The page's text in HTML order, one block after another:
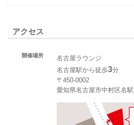
アクセス
開催場所
名古屋ラウンジ
名古屋駅から徒歩3分
〒450-0002
愛知県名古屋市中村区名